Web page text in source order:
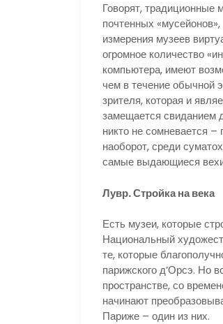
Говорят, традиционные
почтенных
измерения музеев
огромное количество
компьютера, имеют
чем в течение обычной
зрителя, которая и
замещается свиданием
никто не сомневается –
наоборот, среди
самые выдающиеся
Лувр. Стройка на века
Есть музеи, которые
Национальный
те, которые
парижского д’Орсэ. Но
пространстве, со
начинают
Париже – один из них.